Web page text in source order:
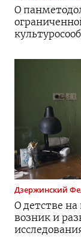
О
Дзержинский
О детстве
возник и